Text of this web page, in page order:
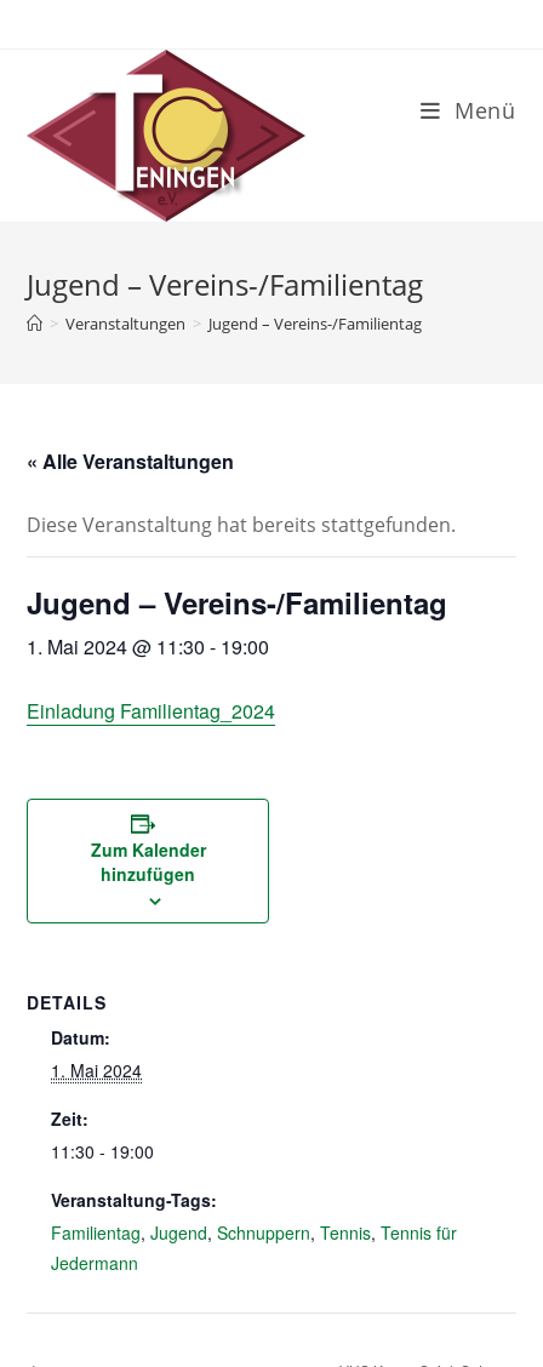
Menü
Jugend – Vereins-/Familientag
> Veranstaltungen > Jugend – Vereins-/Familientag
« Alle Veranstaltungen
Diese Veranstaltung hat bereits stattgefunden.
Jugend – Vereins-/Familientag
1. Mai 2024 @ 11:30 - 19:00
Einladung Familientag_2024
Zum Kalender
hinzufügen
DETAILS
Datum:
1. Mai 2024
Zeit:
11:30 - 19:00
Veranstaltung-Tags:
Familientag,Jugend,Schnuppern,Tennis,Tennis für
Jedermann